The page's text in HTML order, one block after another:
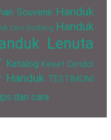
Souvenir Handuk
Cuci Gudang Handuk
Lenuta
Katalog Keset Cendol
Handuk TESTIMONI
dan cara